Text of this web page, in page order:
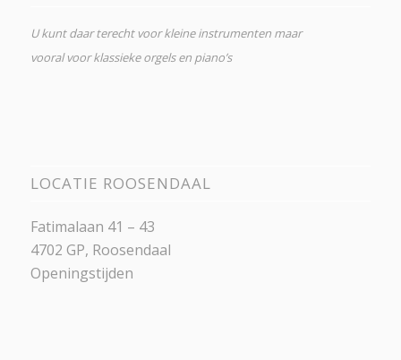
U kunt daar terecht voor kleine instrumenten maar
vooral voor klassieke orgels en piano’s
LOCATIE ROOSENDAAL
Fatimalaan 41 – 43
4702 GP, Roosendaal
Openingstijden